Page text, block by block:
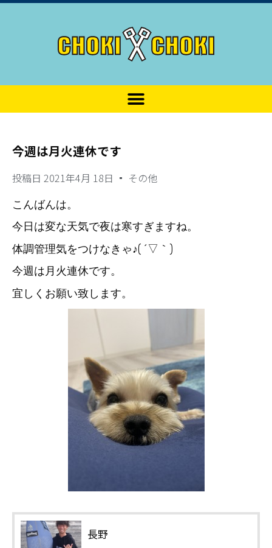
今週は月火連休です
投稿日 2021年4月 18日 その他
こんばんは。
今日は変な天気で夜は寒すぎますね。
体調管理気をつけなきゃ♪( ´▽｀)
今週は月火連休です。
宜しくお願い致します。
長野